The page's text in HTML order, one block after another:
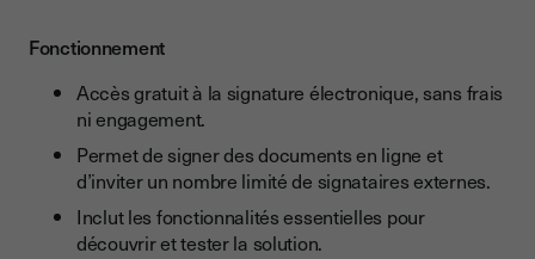
Fonctionnement
Accès gratuit à la signature électronique, sans frais
ni engagement.
Permet de signer des documents en ligne et
d’inviter un nombre limité de signataires externes.
Inclut les fonctionnalités essentielles pour
découvrir et tester la solution.